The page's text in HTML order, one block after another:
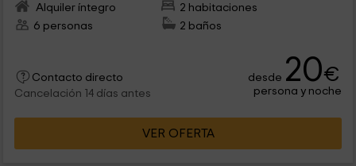
Alquiler íntegro
2 habitaciones
6 personas
2 baños
Contacto directo
Cancelación 14 días antes
desde 20€
persona y noche
VER OFERTA